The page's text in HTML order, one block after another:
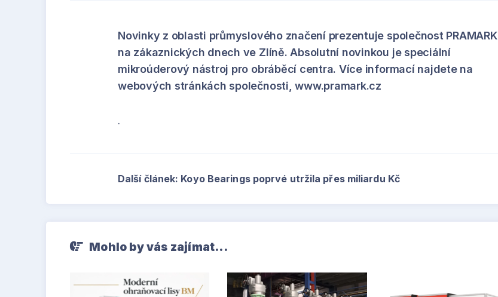
Novinky z oblasti průmyslového značení prezentuje společnost PRAMARK
na zákaznických dnech ve Zlíně. Absolutní novinkou je speciální
mikroúderový nástroj pro obráběcí centra. Více informací najdete na
webových stránkách společnosti, www.pramark.cz
.
Další článek: Koyo Bearings poprvé utržila přes miliardu Kč
Mohlo by vás zajímat...